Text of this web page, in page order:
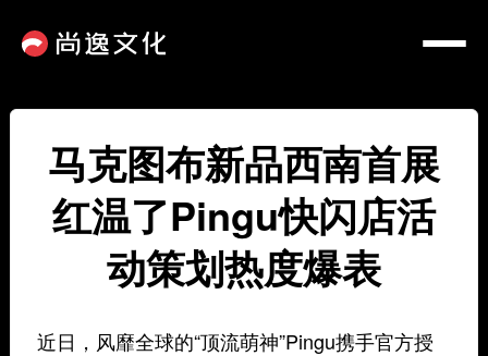
马克图布新品西南首展
红温了Pingu快闪店活
动策划热度爆表
近日，风靡全球的“顶流萌神”Pingu携手官方授